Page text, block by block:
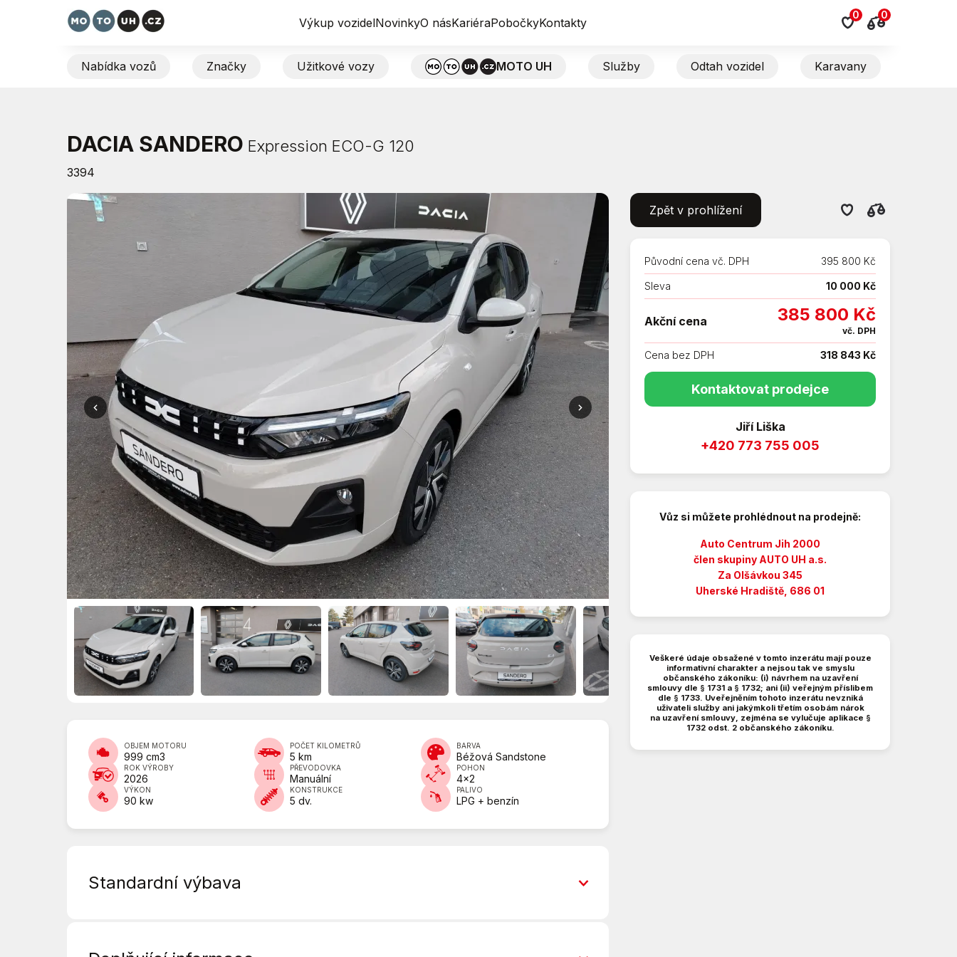
Výkup vozidelNovinkyO násKariéraPobočkyKontakty
0 0
Nabídka vozů Značky Užitkové vozy MOTO UH Služby Odtah vozidel Karavany
DACIA SANDERO Expression ECO-G 120
3394
OBJEM MOTORU
999 cm3
POČET KILOMETRŮ
5 km
BARVA
Béžová Sandstone
ROK VÝROBY
2026
PŘEVODOVKA
Manuální
POHON
4x2
VÝKON
90 kw
KONSTRUKCE
5 dv.
PALIVO
LPG + benzín
Standardní výbava
Zpět v prohlížení
Původní cena vč. DPH 395 800 Kč
Sleva 10 000 Kč
Akční cena 385 800 Kč
vč. DPH
Cena bez DPH 318 843 Kč
Kontaktovat prodejce
Jiří Liška
+420 773 755 005
Vůz si můžete prohlédnout na prodejně:
Auto Centrum Jih 2000
člen skupiny AUTO UH a.s.
Za Olšávkou 345
Uherské Hradiště, 686 01
Veškeré údaje obsažené v tomto inzerátu mají pouze
informativní charakter a nejsou tak ve smyslu
občanského zákoníku: (i) návrhem na uzavření
smlouvy dle § 1731 a § 1732; ani (ii) veřejným příslibem
dle § 1733. Uveřejněním tohoto inzerátu nevzniká
uživateli služby ani jakýmkoli třetím osobám nárok
na uzavření smlouvy, zejména se vylučuje aplikace §
1732 odst. 2 občanského zákoníku.